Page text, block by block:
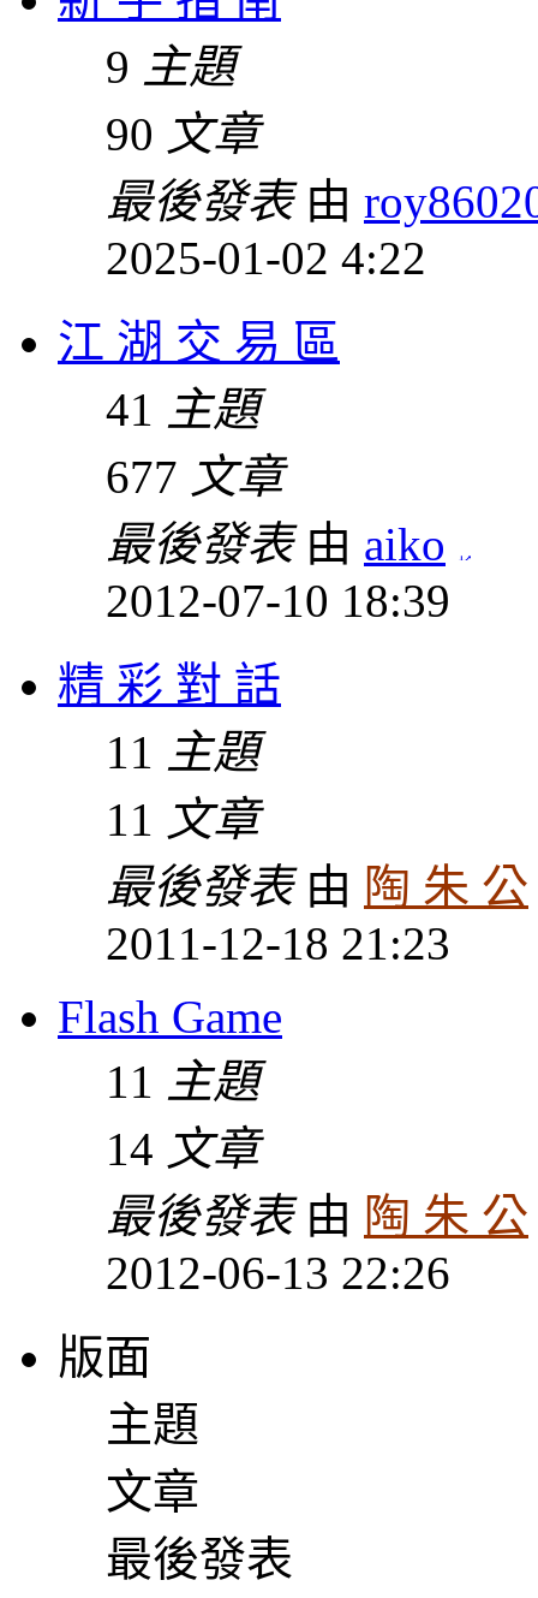
9 主題
90 文章
最後發表由
2025-01-02 4:22
江 湖 交 易 區
41
主題
677 文章
最後發表由 aiko
2012-07-10 18:39
精 彩 對 話
11
主題
11 文章
最後發表由 陶 朱 公
2011-12-18 21:23
Flash Game
11
主題
14 文章
最後發表由 陶 朱 公
2012-06-13 22:26
版面
主題
文章
最後發表